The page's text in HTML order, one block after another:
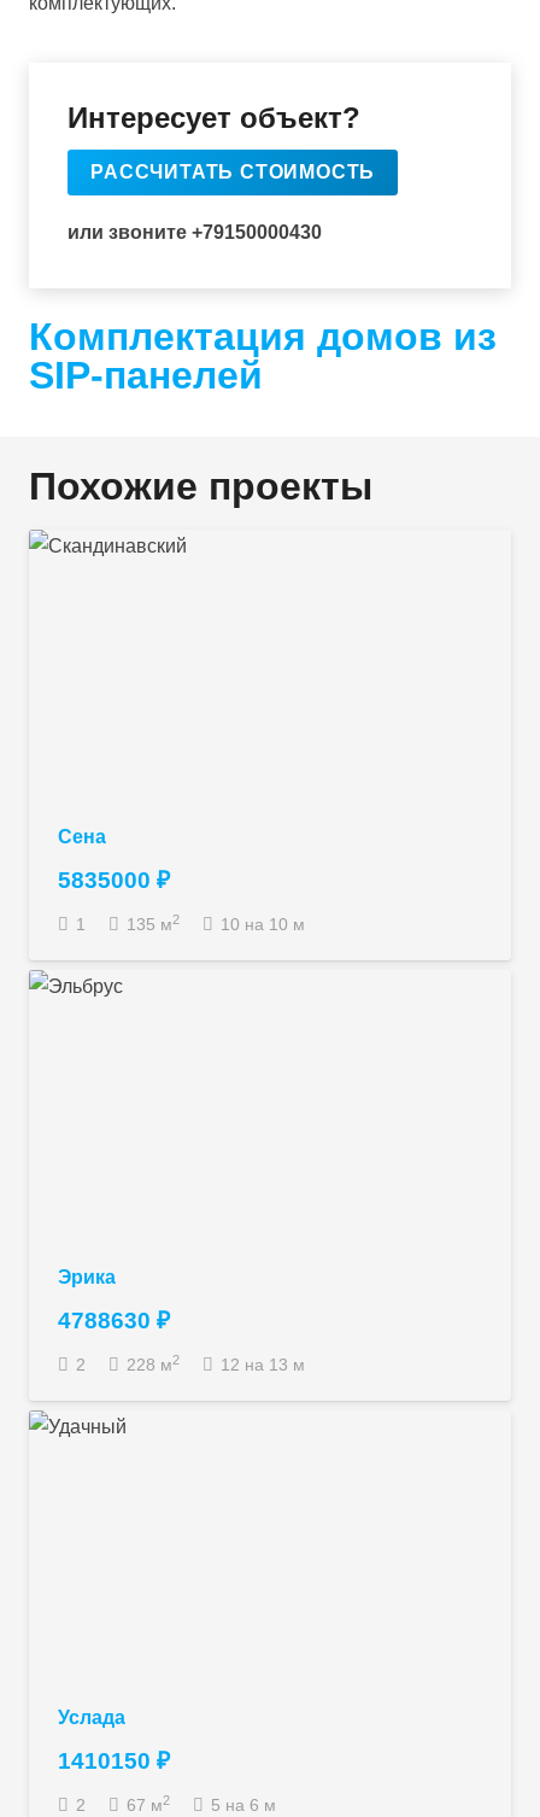
Интересует объект?
РАССЧИТАТЬ СТОИМОСТЬ
или звоните +79150000430
Комплектация домов из
SIP-панелей
Похожие проекты
Сена
5835000 ₽
1 135 м2 10 на 10 м
Эрика
4788630 ₽
2 228 м2 12 на 13 м
Услада
1410150 ₽
2 67 м2 5 на 6 м